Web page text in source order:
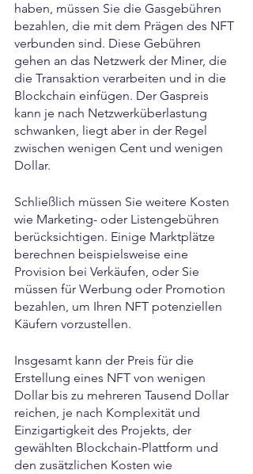
haben, müssen Sie die Gasgebühren
bezahlen, die mit dem Prägen des NFT
verbunden sind. Diese Gebühren
gehen an das Netzwerk der Miner, die
die Transaktion verarbeiten und in die
Blockchain einfügen. Der Gaspreis
kann je nach Netzwerküberlastung
schwanken, liegt aber in der Regel
zwischen wenigen Cent und wenigen
Dollar.
Schließlich müssen Sie weitere Kosten
wie Marketing- oder Listengebühren
berücksichtigen. Einige Marktplätze
berechnen beispielsweise eine
Provision bei Verkäufen, oder Sie
müssen für Werbung oder Promotion
bezahlen, um Ihren NFT potenziellen
Käufern vorzustellen.
Insgesamt kann der Preis für die
Erstellung eines NFT von wenigen
Dollar bis zu mehreren Tausend Dollar
reichen, je nach Komplexität und
Einzigartigkeit des Projekts, der
gewählten Blockchain-Plattform und
den zusätzlichen Kosten wie